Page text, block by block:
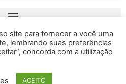
Todos os direitos
site para fornecer a você uma
lembrando suas preferências
concorda com a utilização
ACEITO